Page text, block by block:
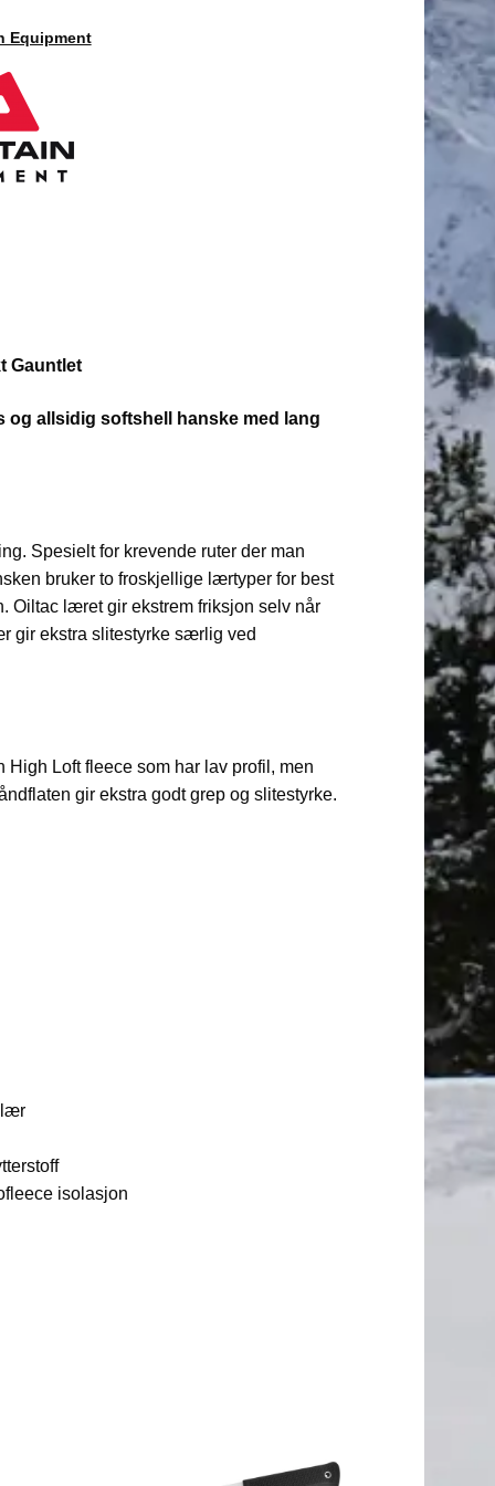
Equipment
Gauntlet
og allsidig softshell hanske med lang
Spesielt for krevende ruter der man
bruker to froskjellige lærtyper for best
Oiltac læret gir ekstrem friksjon selv når
gir ekstra slitestyrke særlig ved
High Loft fleece som har lav profil, men
gir ekstra godt grep og slitestyrke.
isolasjon